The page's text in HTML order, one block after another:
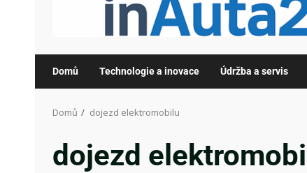
Domů Technologie a inovace Údržba a servis
Domů dojezd elektromobilu
dojezd